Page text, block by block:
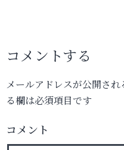
コメントする
メールアドレスが公開され
る欄は必須項目です
コメント